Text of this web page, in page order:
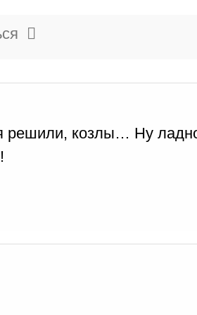
решили, козлы… Ну